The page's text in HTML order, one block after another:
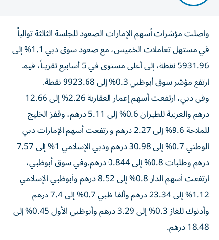
واصلت مؤشرات أسهم الإمارات الصعود للجلسة الثالثة توالياً
في مستهل تعاملات الخميس، مع صعود سوق دبي 1.1% إلى
5931.96 نقطة، إلى أعلى مستوى في 5 أسابيع تقريباً، فيما
ارتفع مؤشر سوق أبوظبي 0.3% إلى 9923.68 نقطة.
وفي دبي، ارتفعت أسهم إعمار العقارية 2.26% إلى 12.66
درهم والعربية للطيران 0.6% إلى 5.11 درهم، وقفز الخليج
للملاحة 9.6% إلى 2.27 درهم وارتفعت أسهم الإمارات دبي
الوطني 0.7% إلى 30.98 درهم ودبي الإسلامي 1% إلى 7.57
درهم وطلبات 0.8% إلى 0.844 درهم.وفي سوق أبوظبي،
ارتفعت أسهم الدار 0.8% إلى 8.52 درهم وأبوظبي الإسلامي
1.12% إلى 23.34 درهم وألفا ظبي 0.7% إلى 7.4 درهم
وأدنوك للغاز 0.3% إلى 3.29 درهم وأبوظبي الأول 0.45% إلى
18.48 درهم.